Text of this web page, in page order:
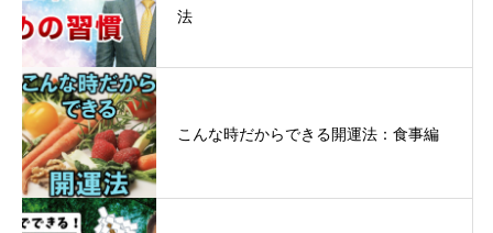
法
こんな時だからできる開運法：食事編